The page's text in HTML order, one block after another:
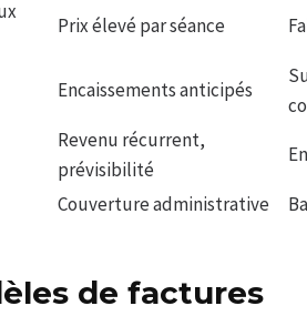
Prix élevé par séance
Encaissements anticipés
Revenu récurrent,
prévisibilité
Couverture administrative
de factures